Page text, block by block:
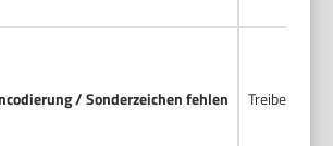
/ Sonderzeichen fehlen Treiber oder